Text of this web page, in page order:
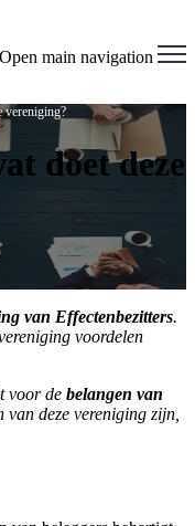
Open main navigation
vereniging?
doet deze
van Effectenbezitters.
voordelen
voor de belangen van
van deze vereniging zijn,